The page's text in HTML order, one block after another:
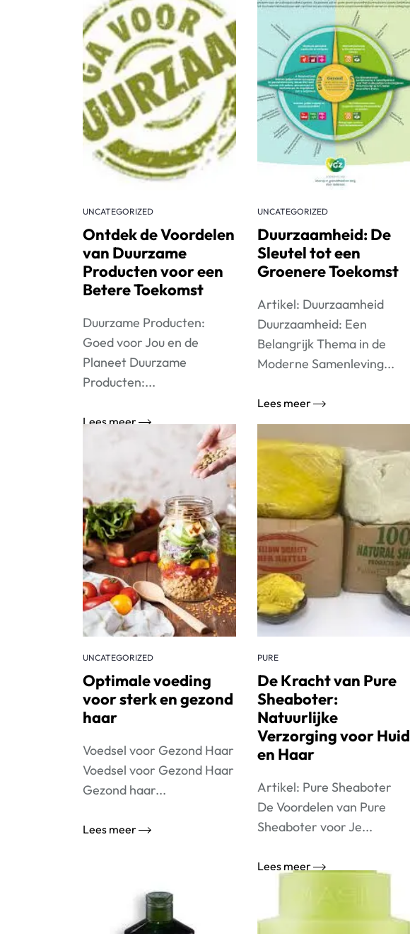
UNCATEGORIZED
Ontdek de Voordelen
van Duurzame
Producten voor een
Betere Toekomst
Duurzame Producten:
Goed voor Jou en de
Planeet Duurzame
Producten:...
Lees meer
UNCATEGORIZED
Duurzaamheid: De
Sleutel tot een
Groenere Toekomst
Artikel: Duurzaamheid
Duurzaamheid: Een
Belangrijk Thema in de
Moderne Samenleving...
Lees meer
UNCATEGORIZED
Optimale voeding
voor sterk en gezond
haar
Voedsel voor Gezond Haar
Voedsel voor Gezond Haar
Gezond haar...
Lees meer
PURE
De Kracht van Pure
Sheaboter:
Natuurlijke
Verzorging voor Huid
en Haar
Artikel: Pure Sheaboter
De Voordelen van Pure
Sheaboter voor Je...
Lees meer